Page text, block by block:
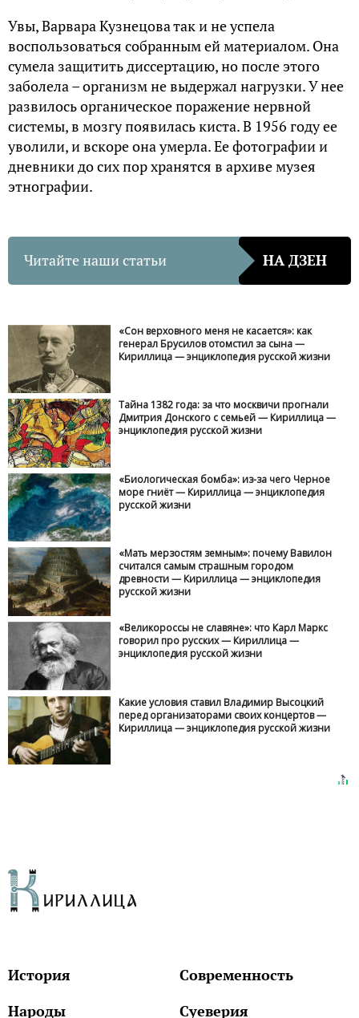
Увы, Варвара Кузнецова так и не успела
воспользоваться собранным ей материалом. Она
сумела защитить диссертацию, но после этого
заболела – организм не выдержал нагрузки. У нее
развилось органическое поражение нервной
системы, в мозгу появилась киста. В 1956 году ее
уволили, и вскоре она умерла. Ее фотографии и
дневники до сих пор хранятся в архиве музея
этнографии.
Читайте наши статьи НА ДЗЕН
«Сон верховного меня не касается»: как
генерал Брусилов отомстил за сына —
Кириллица — энциклопедия русской жизни
Тайна 1382 года: за что москвичи прогнали
Дмитрия Донского с семьей — Кириллица —
энциклопедия русской жизни
«Биологическая бомба»: из-за чего Черное
море гниёт — Кириллица — энциклопедия
русской жизни
«Мать мерзостям земным»: почему Вавилон
считался самым страшным городом
древности — Кириллица — энциклопедия
русской жизни
«Великороссы не славяне»: что Карл Маркс
говорил про русских — Кириллица —
энциклопедия русской жизни
Какие условия ставил Владимир Высоцкий
перед организаторами своих концертов —
Кириллица — энциклопедия русской жизни
История
Современность
Народы
Суеверия